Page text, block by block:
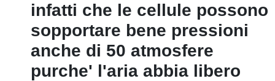
infatti che le cellule possono
sopportare bene pressioni
anche di 50 atmosfere
purche' l'aria abbia libero